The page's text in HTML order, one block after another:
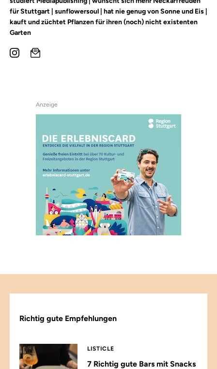
für Stuttgart | sunflowersoul | hat nie genug von Sonne und Eis |
kauft und züchtet Pflanzen für ihren (noch) nicht existenten
Garten
Anzeige
Richtig gute Empfehlungen
LISTICLE
7 Richtig gute Bars mit Snacks